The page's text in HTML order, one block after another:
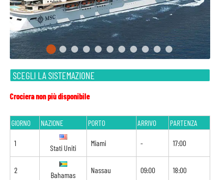
SCEGLI LA SISTEMAZIONE
Crociera non più disponibile
GIORNO NAZIONE PORTO ARRIVO PARTENZA
1
Stati Uniti
Miami - 17:00
2
Bahamas
Nassau 09:00 18:00